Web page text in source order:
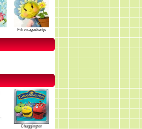
Fifi virágoskertje
Chuggington